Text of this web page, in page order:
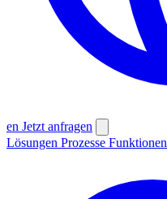
en Jetzt anfragen
Lösungen Prozesse Funktionen